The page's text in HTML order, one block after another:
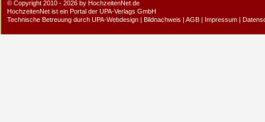
© Copyright 2010 - 2026 by HochzeitenNet.de
HochzeitenNet ist ein Portal der UPA-Verlags GmbH
Technische Betreuung durch UPA-Webdesign | Bildnachweis | AGB | Impressum |